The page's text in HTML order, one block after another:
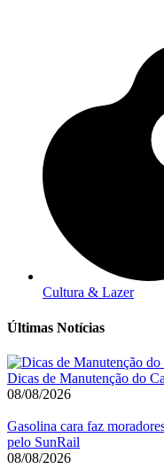
Cultura & Lazer
Últimas Notícias
Dicas de Manutenção do
08/08/2026
Gasolina cara faz
pelo SunRail
08/08/2026